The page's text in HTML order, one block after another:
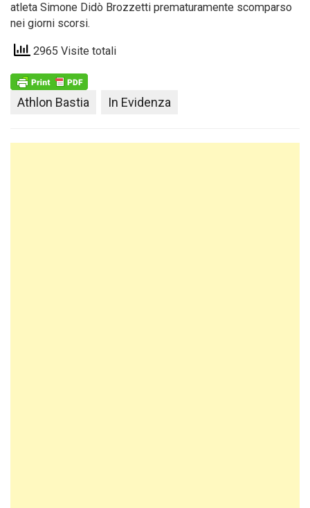
atleta Simone Didò Brozzetti prematuramente scomparso
nei giorni scorsi.
2965 Visite totali
Athlon Bastia In Evidenza